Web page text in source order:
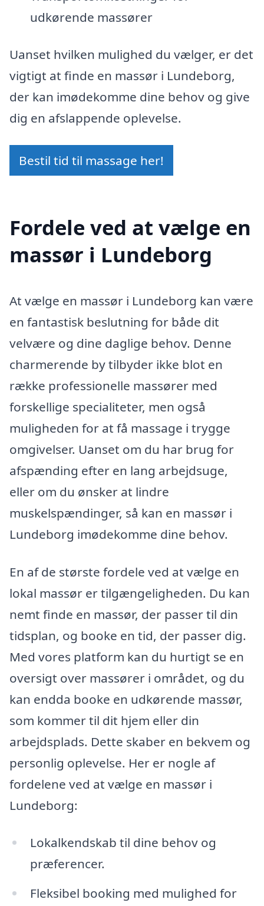
udkørende massører
Uanset hvilken mulighed du vælger, er det
vigtigt at finde en massør i Lundeborg,
der kan imødekomme dine behov og give
dig en afslappende oplevelse.
Bestil tid til massage her!
Fordele ved at vælge en
massør i Lundeborg
At vælge en massør i Lundeborg kan være
en fantastisk beslutning for både dit
velvære og dine daglige behov. Denne
charmerende by tilbyder ikke blot en
række professionelle massører med
forskellige specialiteter, men også
muligheden for at få massage i trygge
omgivelser. Uanset om du har brug for
afspænding efter en lang arbejdsuge,
eller om du ønsker at lindre
muskelspændinger, så kan en massør i
Lundeborg imødekomme dine behov.
En af de største fordele ved at vælge en
lokal massør er tilgængeligheden. Du kan
nemt finde en massør, der passer til din
tidsplan, og booke en tid, der passer dig.
Med vores platform kan du hurtigt se en
oversigt over massører i området, og du
kan endda booke en udkørende massør,
som kommer til dit hjem eller din
arbejdsplads. Dette skaber en bekvem og
personlig oplevelse. Her er nogle af
fordelene ved at vælge en massør i
Lundeborg:
Lokalkendskab til dine behov og
præferencer.
Fleksibel booking med mulighed for